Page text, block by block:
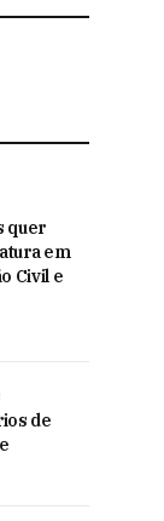
quer
em
Civil e
de